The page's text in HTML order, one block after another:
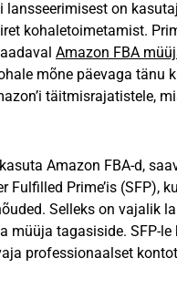
lansseerimisest on
kohaletoimetamist.
Amazon FBA
mõne päevaga tänu
täitmisrajatistele,
Amazon FBA-d,
Fulfilled Prime’is (SFP),
Selleks on vajalik
müüja tagasiside. SFP-le
professionaalset